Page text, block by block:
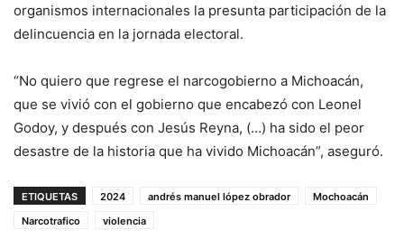
organismos internacionales la presunta participación de la
delincuencia en la jornada electoral.
“No quiero que regrese el narcogobierno a Michoacán,
que se vivió con el gobierno que encabezó con Leonel
Godoy, y después con Jesús Reyna, (…) ha sido el peor
desastre de la historia que ha vivido Michoacán”, aseguró.
ETIQUETAS 2024 andrés manuel lópez obrador
Mochoacán
Narcotrafico
violencia